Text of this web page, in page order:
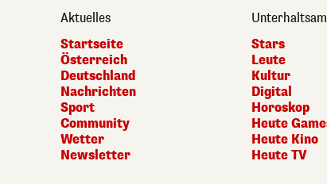
Aktuelles
Startseite
Österreich
Deutschland
Nachrichten
Sport
Community
Wetter
Newsletter
Stars
Leute
Kultur
Digital
Horoskop
Heute
Heute Kino
Heute TV